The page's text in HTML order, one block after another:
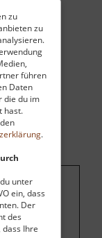
zu
zu
führen
Daten
die du im
hast.
.
unter
ein, dass
Der
des
Ihre
wird
Cookie-
.